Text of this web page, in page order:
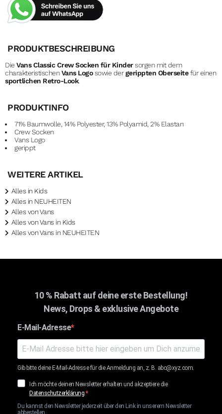
PRODUKTBESCHREIBUNG
Die Vans Classic Crew Socken für Kindersorgen mit dem
charakteristischenVans Logosowie dergerippten Oberseitefür einen
sportlichen Retro-Look.
PRODUKTINFO
71% Baumwolle, 14% Polyester, 13% Polyamid, 2% Elastan
Crew Socken
Vans Logo
gerippt
WEITERE ARTIKEL
Alles in Kids
Alles in NEUHEITEN
Alles von Vans
Alles von Vans in Kids
Alles von Vans in NEUHEITEN
10 % Rabatt auf deine erste Bestellung!
News, Drops & exklusive Angebote
E-Mail-Adresse
Gib bitte deine E-Mail-Adresse für die Anmeldung an, z. B. abc@xyz.com.
Ich möchte deinen Newsletter erhalten und akzeptiere die
Datenschutzerklärung
Du kannst den Newsletter jederzeit über den Link in unserem Newsletter
abbestellen.